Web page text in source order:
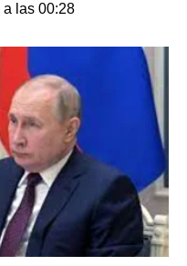
a las 00:28